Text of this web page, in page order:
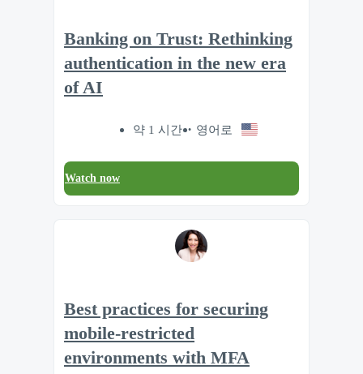
Banking on Trust: Rethinking
authentication in the new era
of AI
약 1 시간 영어로
Watch now
Best practices for securing
mobile-restricted
environments with MFA